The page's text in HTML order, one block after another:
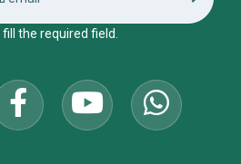
fill the required field.